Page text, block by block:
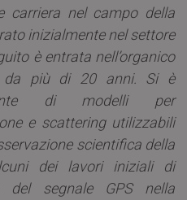
carriera nel campo della
inizialmente nel settore
è entrata nell’organico
da più di 20 anni. Si è
di modelli per
e scattering utilizzabili
scientifica della
dei lavori iniziali di
del segnale GPS nella